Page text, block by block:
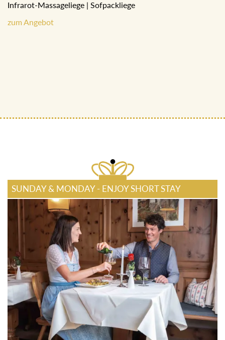
Infrarot-Massageliege | Sofpackliege
zum Angebot
SUNDAY & MONDAY - ENJOY SHORT STAY